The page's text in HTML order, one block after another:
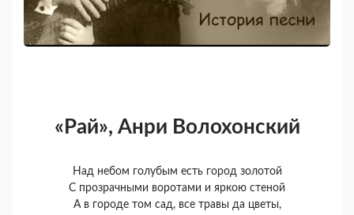
«Рай», Анри Волохонский
Над небом голубым есть город золотой
С прозрачными воротами и яркою стеной
А в городе том сад, все травы да цветы,